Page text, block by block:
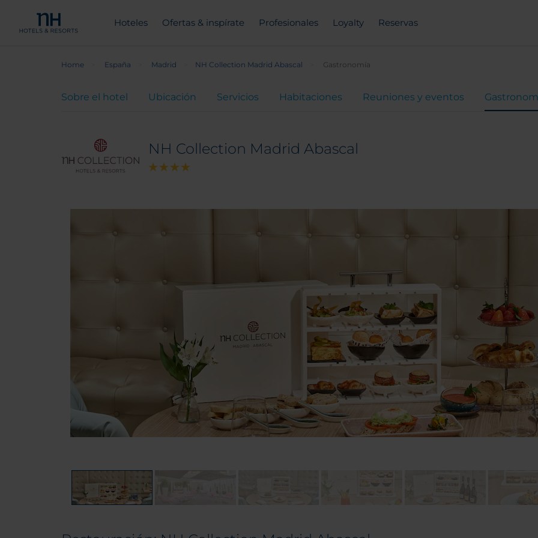
Hoteles Ofertas & inspírate Profesionales Loyalty Reservas
Home España Madrid NH Collection Madrid Abascal Gastronomía
Sobre el hotel Ubicación Servicios Habitaciones Reuniones y eventos
NH Collection Madrid Abascal